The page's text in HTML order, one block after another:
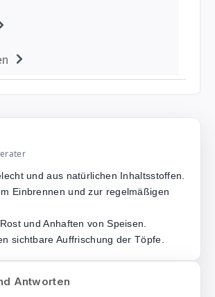
und aus natürlichen Inhaltsstoffen.
Einbrennen und zur regelmäßigen
und Anhaften von Speisen.
sichtbare Auffrischung der Töpfe.
Antworten